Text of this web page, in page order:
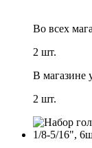
Во всех
2 шт.
В магазине
2 шт.